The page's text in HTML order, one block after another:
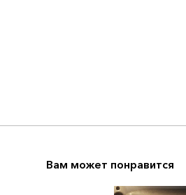
Вам может понравится